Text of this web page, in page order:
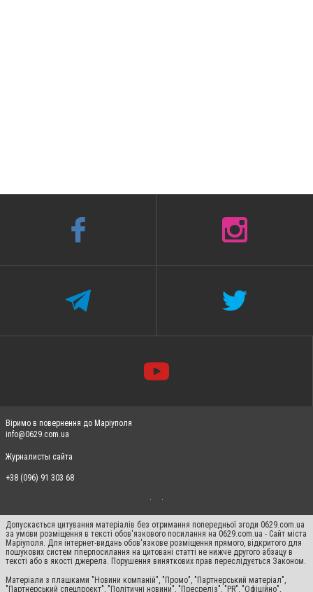
Віримо в повернення до Маріуполя
info@0629.com.ua
Журналисты сайта
+38 (096) 91 303 68
Допускається цитування матеріалів без отримання попередньої згоди 0629.com.ua
за умови розміщення в тексті обов'язкового посилання на 0629.com.ua - Сайт міста
Маріуполя. Для інтернет-видань обов'язкове розміщення прямого, відкритого для
пошукових систем гіперпосилання на цитовані статті не нижче другого абзацу в
тексті або в якості джерела. Порушення виняткових прав переслідується Законом.
Матеріали з плашками "Новини компаній", "Промо", "Партнерський матеріал",
"Партнерський спецпроєкт", "Політичні новини", "Пресреліз", "PR", "Офіційно",